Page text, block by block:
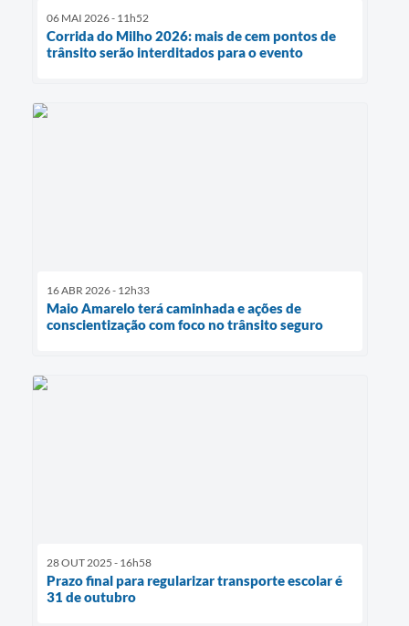
06 MAI 2026 - 11h52
Corrida do Milho 2026: mais de cem pontos de
trânsito serão interditados para o evento
16 ABR 2026 - 12h33
Maio Amarelo terá caminhada e ações de
conscientização com foco no trânsito seguro
28 OUT 2025 - 16h58
Prazo final para regularizar transporte escolar é
31 de outubro